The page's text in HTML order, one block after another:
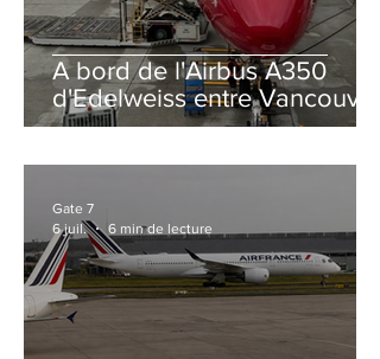
A bord de l'Airbus A350
d'Edelweiss entre Vancouver
et Zurich
Gate 7
6 juil.
6 min de lecture